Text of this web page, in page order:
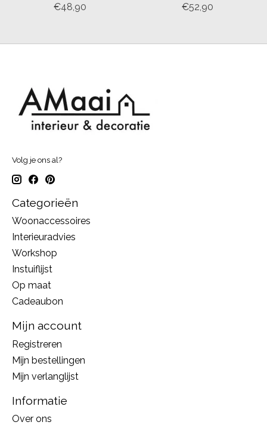
€48,90
€52,90
Volg je ons al?
Categorieën
Woonaccessoires
Interieuradvies
Workshop
Instuiflijst
Op maat
Cadeaubon
Mijn account
Registreren
Mijn bestellingen
Mijn verlanglijst
Informatie
Over ons